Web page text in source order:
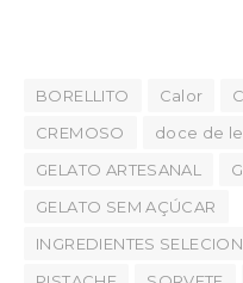
BORELLITO Calor
CREMOSO
doce de
GELATO ARTESANAL
GELATO SEM AÇÚCAR
INGREDIENTES